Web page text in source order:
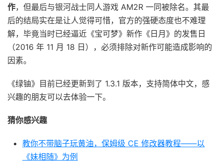
作，但最后与银河战士同人游戏 AM2R 一同被除名。其最
后的结局实在是让人觉得可惜，官方的强硬态度也不难理
解，毕竟当时已经逼近《宝可梦》新作《日月》的发售日
（2016 年 11 月 18 日），必须排除对新作可能造成影响的
因素。
《绿铀》目前已经更新到了 1.3.1 版本，支持简体中文，感
兴趣的朋友可以去体验一下。
猜你感兴趣
教你不带脑子玩黄油，保姆级 CE 修改器教程——以
《妹相随》为例